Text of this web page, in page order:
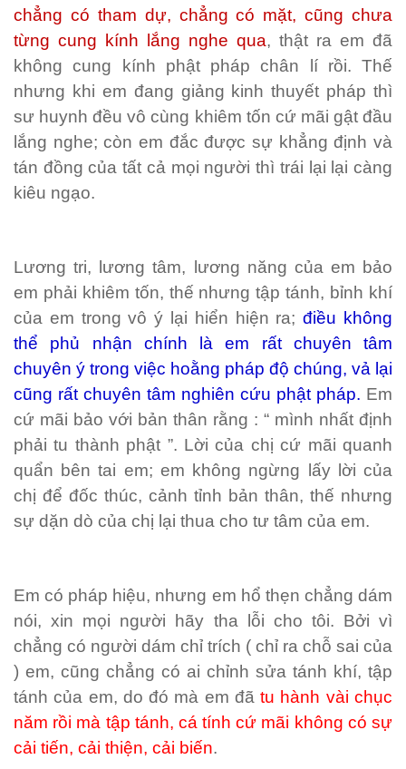
chẳng có tham dự, chẳng có mặt, cũng chưa
từng cung kính lắng nghe qua, thật ra em đã
không cung kính phật pháp chân lí rồi. Thế
nhưng khi em đang giảng kinh thuyết pháp thì
sư huynh đều vô cùng khiêm tốn cứ mãi gật đầu
lắng nghe; còn em đắc được sự khẳng định và
tán đồng của tất cả mọi người thì trái lại lại càng
kiêu ngạo.
Lương tri, lương tâm, lương năng của em bảo
em phải khiêm tốn, thế nhưng tập tánh, bỉnh khí
của em trong vô ý lại hiển hiện ra;điều không
thể phủ nhận chính là em rất chuyên tâm
chuyên ý trong việc hoằng pháp độ chúng, vả lại
cũng rất chuyên tâm nghiên cứu phật pháp. Em
cứ mãi bảo với bản thân rằng : “ mình nhất định
phải tu thành phật ”. Lời của chị cứ mãi quanh
quẩn bên tai em; em không ngừng lấy lời của
chị để đốc thúc, cảnh tỉnh bản thân, thế nhưng
sự dặn dò của chị lại thua cho tư tâm của em.
Em có pháp hiệu, nhưng em hổ thẹn chẳng dám
nói, xin mọi người hãy tha lỗi cho tôi. Bởi vì
chẳng có người dám chỉ trích ( chỉ ra chỗ sai của
) em, cũng chẳng có ai chỉnh sửa tánh khí, tập
tánh của em, do đó mà em đãtu hành vài chục
năm rồi mà tập tánh, cá tính cứ mãi không có sự
cải tiến, cải thiện, cải biến.